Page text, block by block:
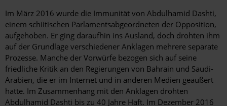
Im März 2016 wurde die Immunität von Abdulhamid Dashti,
einem schiitischen Parlamentsabgeordneten der Opposition,
aufgehoben. Er ging daraufhin ins Ausland, doch drohten ihm
auf der Grundlage verschiedener Anklagen mehrere separate
Prozesse. Manche der Vorwürfe bezogen sich auf seine
friedliche Kritik an den Regierungen von Bahrain und Saudi-
Arabien, die er im Internet und in anderen Medien geäußert
hatte. Im Zusammenhang mit den Anklagen drohten
Abdulhamid Dashti bis zu 40 Jahre Haft. Im Dezember 2016